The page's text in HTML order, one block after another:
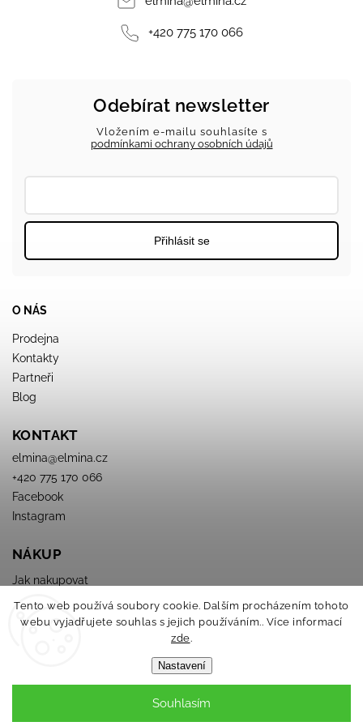
Tento web používá soubory cookie. Dalším procházením tohoto
webu vyjadřujete souhlas s jejich používáním.. Více informací
zde.
Nastavení
Souhlasím
+420 775 170 066
O NÁS
Prodejna
Kontakty
Partneři
Blog
KONTAKT
elmina@elmina.cz
+420 775 170 066
Facebook
Instagram
NÁKUP
Jak nakupovat
Obchodné podmienky
Podmínky ochrany osobních údajů
Odebírat newsletter
Vložením e-mailu souhlasíte s
podmínkami ochrany osobních údajů
Přihlásit se